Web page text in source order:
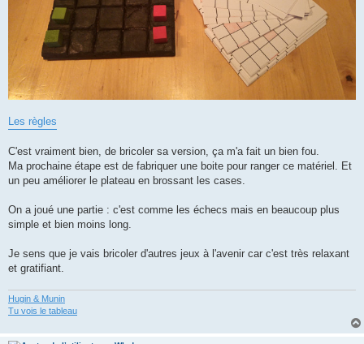
Les règles
C'est vraiment bien, de bricoler sa version, ça m'a fait un bien fou.
Ma prochaine étape est de fabriquer une boite pour ranger ce matériel. Et
un peu améliorer le plateau en brossant les cases.
On a joué une partie : c'est comme les échecs mais en beaucoup plus
simple et bien moins long.
Je sens que je vais bricoler d'autres jeux à l'avenir car c'est très relaxant
et gratifiant.
Hugin & Munin
Tu vois le tableau